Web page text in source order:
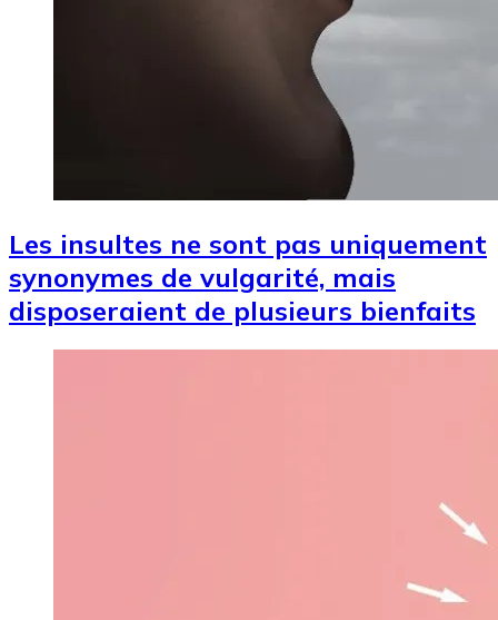
Les insultes ne sont pas uniquement
synonymes de vulgarité, mais
disposeraient de plusieurs bienfaits